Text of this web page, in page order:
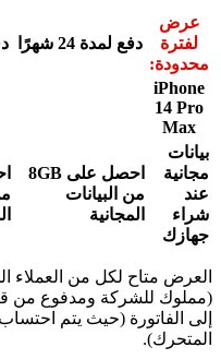
عرض
لفترة
محدودة:
دفع لمدة 24 شهرًا
iPhone
14 Pro
Max
بيانات
مجانية
عند
شراء
جهازك
احصل على 8GB
من البيانات
المجانية
(مملوك للشركة ومدفوع من
إلى الفاتورة (حيث يتم
المتحرك).